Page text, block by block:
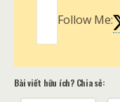
Follow Me:
Bài viết hữu ích? Chia sẻ: